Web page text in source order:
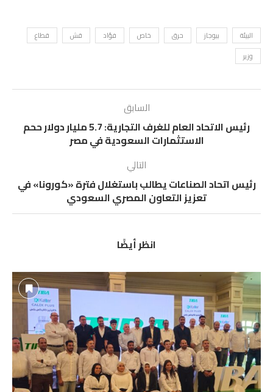
البيئة بيوجاز حرق خاص فؤاد قش
قطاع
وزير
السابق
رئيس الاتحاد العام للغرف التجارية: 5.7 مليار دولار ححم
الاستثمارات السعودية في مصر
التالي
رئيس اتحاد الصناعات يطالب باستغلال فترة «كورونا» في
تعزيز التعاون المصري السعودي
انظر أيضًا